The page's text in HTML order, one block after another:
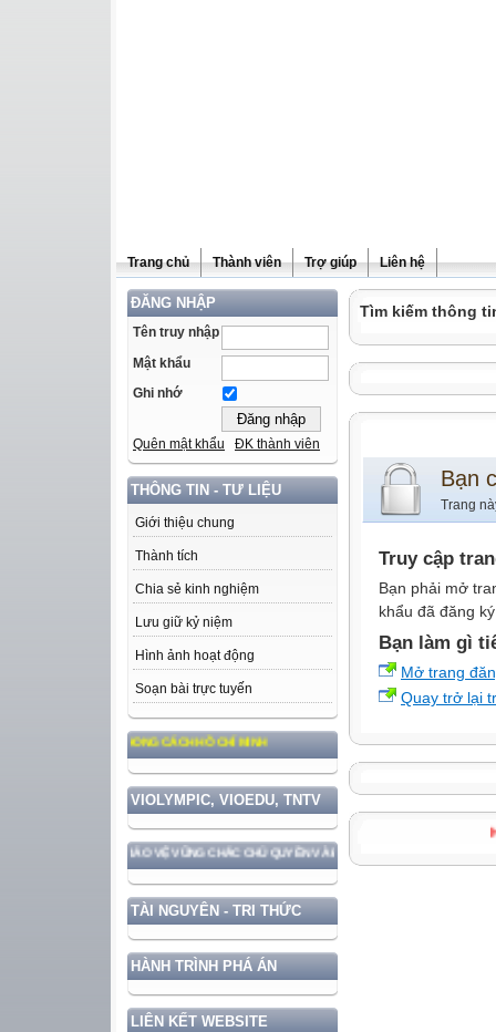
Trang chủ Thành viên Trợ giúp Liên hệ
ĐĂNG NHẬP
Tên truy nhập
Mật khẩu
Ghi nhớ
Quên mật khẩu ĐK thành viên
THÔNG TIN - TƯ LIỆU
Giới thiệu chung
Thành tích
Chia sẻ kinh nghiệm
Lưu giữ kỷ niệm
Hình ảnh hoạt động
Soạn bài trực tuyến
ĐẠO ĐỨC, PHONG CÁCH HỒ CHÍ MINH
VIOLYMPIC, VIOEDU, TNTV
NƯỚC GẮN VỚI BẢO VỆ VỮNG CHẮC CHỦ QUYỀN VÀ ĐỘC LẬP DÂN TỘC!
TÀI NGUYÊN - TRI THỨC
HÀNH TRÌNH PHÁ ÁN
LIÊN KẾT WEBSITE
Tìm kiếm thông
Bạn
Trang
Truy cập
Bạn phải mở
khẩu đã đăng
Bạn làm gì
Mở trang
Quay trở lại